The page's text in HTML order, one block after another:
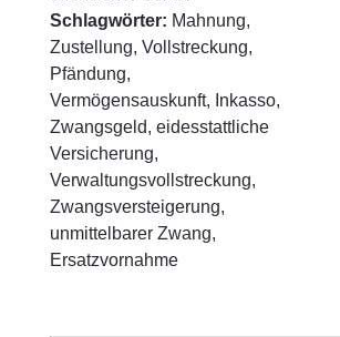
Schlagwörter: Mahnung,
Zustellung, Vollstreckung,
Pfändung,
Vermögensauskunft, Inkasso,
Zwangsgeld, eidesstattliche
Versicherung,
Verwaltungsvollstreckung,
Zwangsversteigerung,
unmittelbarer Zwang,
Ersatzvornahme